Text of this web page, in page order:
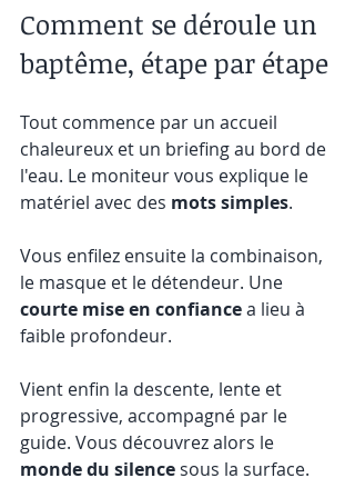
Comment se déroule un
baptême, étape par étape
Tout commence par un accueil
chaleureux et un briefing au bord de
l'eau. Le moniteur vous explique le
matériel avec des mots simples.
Vous enfilez ensuite la combinaison,
le masque et le détendeur. Une
courte mise en confiance a lieu à
faible profondeur.
Vient enfin la descente, lente et
progressive, accompagné par le
guide. Vous découvrez alors le
monde du silence sous la surface.